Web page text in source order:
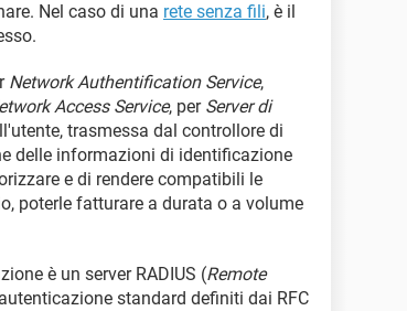
Nel caso di una rete senza fili, è il
Network Authentification Service,
Access Service, per Server di
trasmessa dal controllore di
delle informazioni di identificazione
e di rendere compatibili le
poterle fatturare a durata o a volume
è un server RADIUS (Remote
standard definiti dai RFC